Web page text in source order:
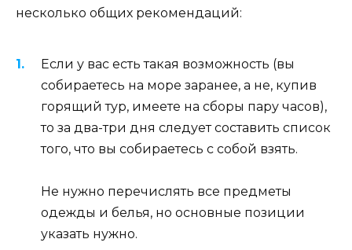
несколько общих рекомендаций:
Если у вас есть такая возможность (вы
собираетесь на море заранее, а не, купив
горящий тур, имеете на сборы пару часов),
то за два-три дня следует составить список
того, что вы собираетесь с собой взять.
Не нужно перечислять все предметы
одежды и белья, но основные позиции
указать нужно.